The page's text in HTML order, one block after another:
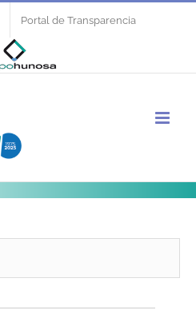
Portal de Transparencia